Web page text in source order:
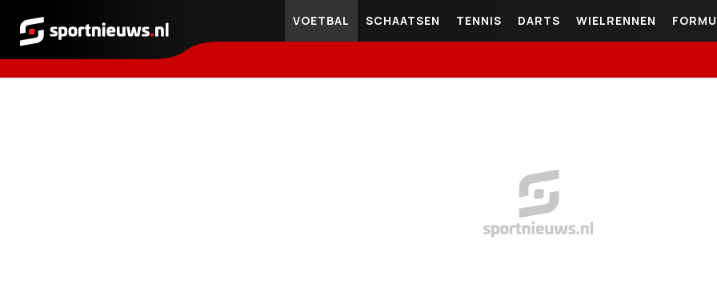
Sportnieuws.nl
VOETBAL SCHAATSEN TENNIS DARTS WIELRENNEN